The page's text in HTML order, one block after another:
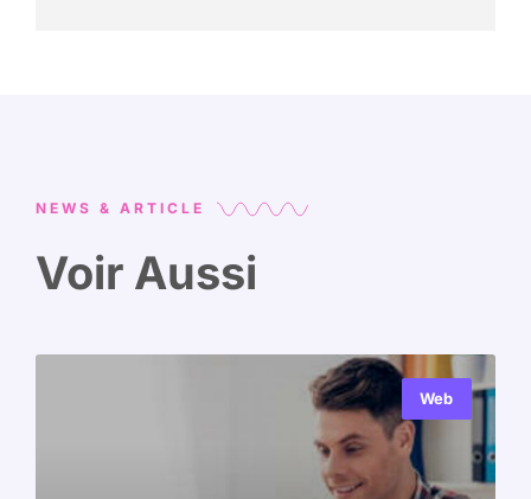
NEWS & ARTICLE
Voir Aussi
Web